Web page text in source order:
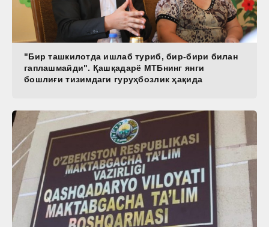
"Бир ташкилотда ишлаб туриб, бир-бири билан
гаплашмайди". Қашқадарё МТБнинг янги
бошлиғи тизимдаги гуруҳбозлик ҳақида